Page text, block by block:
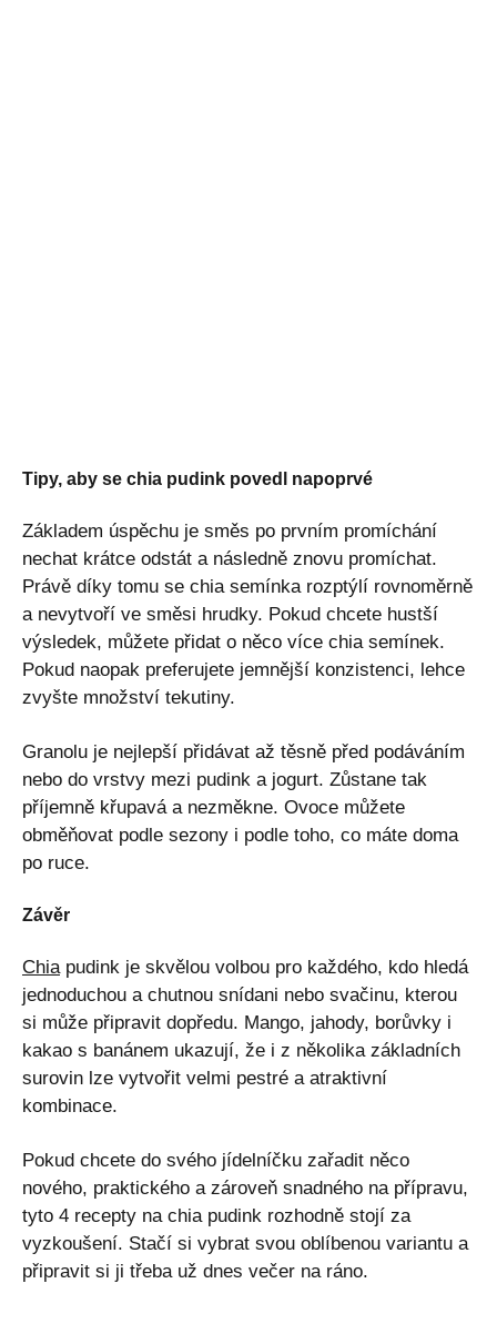
Tipy, aby se chia pudink povedl napoprvé
Základem úspěchu je směs po prvním promíchání
nechat krátce odstát a následně znovu promíchat.
Právě díky tomu se chia semínka rozptýlí rovnoměrně
a nevytvoří ve směsi hrudky. Pokud chcete hustší
výsledek, můžete přidat o něco více chia semínek.
Pokud naopak preferujete jemnější konzistenci, lehce
zvyšte množství tekutiny.
Granolu je nejlepší přidávat až těsně před podáváním
nebo do vrstvy mezi pudink a jogurt. Zůstane tak
příjemně křupavá a nezměkne. Ovoce můžete
obměňovat podle sezony i podle toho, co máte doma
po ruce.
Závěr
Chia pudink je skvělou volbou pro každého, kdo hledá
jednoduchou a chutnou snídani nebo svačinu, kterou
si může připravit dopředu. Mango, jahody, borůvky i
kakao s banánem ukazují, že i z několika základních
surovin lze vytvořit velmi pestré a atraktivní
kombinace.
Pokud chcete do svého jídelníčku zařadit něco
nového, praktického a zároveň snadného na přípravu,
tyto 4 recepty na chia pudink rozhodně stojí za
vyzkoušení. Stačí si vybrat svou oblíbenou variantu a
připravit si ji třeba už dnes večer na ráno.